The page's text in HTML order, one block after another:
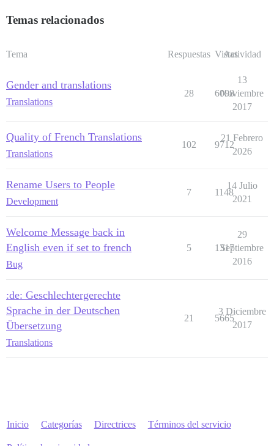
Temas relacionados
Tema Respuestas Vistas
Actividad
Gender and translations
Translations
28 6098
13
Noviembre
2017
Quality of French Translations
Translations
102 9712
21 Febrero
2026
Rename Users to People
Development
7 1148
14 Julio
2021
Welcome Message back in
English even if set to french
Bug
5 1317
29
Septiembre
2016
:de: Geschlechtergerechte
Sprache in der Deutschen
Übersetzung
Translations
21 5665
3 Diciembre
2017
Inicio Categorías Directrices Términos del servicio